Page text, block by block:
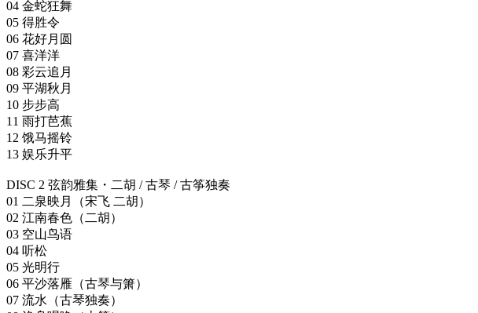
04 金蛇狂舞
05 得胜令
06 花好月圆
07 喜洋洋
08 彩云追月
09 平湖秋月
10 步步高
11 雨打芭蕉
12 饿马摇铃
13 娱乐升平
DISC 2 弦韵雅集・二胡 / 古琴 / 古筝独奏
01 二泉映月（宋飞 二胡）
02 江南春色（二胡）
03 空山鸟语
04 听松
05 光明行
06 平沙落雁（古琴与箫）
07 流水（古琴独奏）